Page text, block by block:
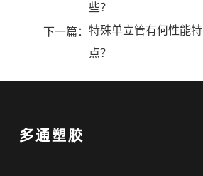
些？
下一篇： 特殊单立管有何性能特
点？